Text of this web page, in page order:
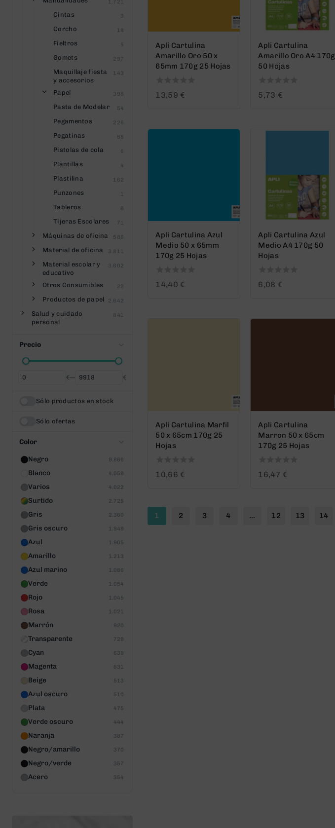
Apli Cartulina
Amarillo Oro 50 x
65mm 170g 25 Hojas
0
13,59 €
Apli Cartulina
Amarillo Oro A4 170g
50 Hojas
0
5,73 €
Apli Cartulina Azul
Medio 50 x 65mm
170g 25 Hojas
0
14,40 €
Apli Cartulina Azul
Medio A4 170g 50
Hojas
0
6,08 €
Apli Cartulina Marfil
50 x 65cm 170g 25
Hojas
010,66 €
Apli Cartulina
Marron 50 x 65cm
170g 25 Hojas
016,47 €
1 2 3 4 … 12 13 14
1.721
Cintas 3
Corcho 18
Fieltros 5
Gomets 297
Maquillaje fiesta
y accesorios
143
Papel 396
Pasta de Modelar 54
Pegamentos 226
Pegatinas 65
Pistolas de cola 6
Plantillas 4
Plastilina 162
Punzones 1
Tableros 6
Tijeras Escolares 71
Máquinas de oficina 586
Material de oficina 3.811
Material escolar y
educativo
3.602
Otros Consumibles 22
Productos de papel 2.642
Salud y cuidado
personal
841
Precio
Desde €— Hasta €
Sólo productos en stock
Sólo ofertas
Color
Negro 9.866
Blanco 4.059
Varios 4.022
Surtido 2.725
Gris 2.360
Gris oscuro 1.949
Azul 1.905
Amarillo 1.213
Azul marino 1.086
Verde 1.054
Rojo 1.045
Rosa 1.021
Marrón 920
Transparente 729
Cyan 639
Magenta 631
Beige 513
Azul oscuro 510
Plata 475
Verde oscuro 444
Naranja 387
Negro/amarillo 370
Negro/verde 357
Acero 354